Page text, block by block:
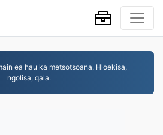
ea hau ka metsotsoana. Hloekisa,
ngolisa, qala.